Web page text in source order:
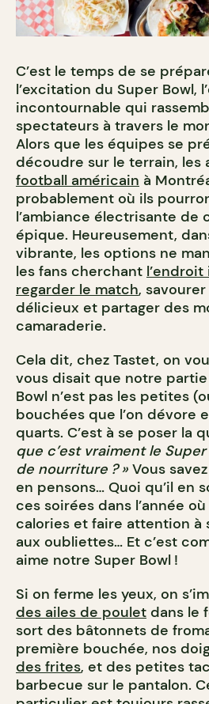
C’est le temps de se
l’excitation du Super Bowl,
incontournable qui
spectateurs à travers le
Alors que les équipes se
découdre sur le terrain, les
football américain à
probablement où ils
l’ambiance électrisante de
épique. Heureusement,
vibrante, les options ne
les fans cherchant
regarder le match,
délicieux et partager des
camaraderie.
Cela dit, chez Tastet, on
vous disait que notre
Bowl n’est pas les petites
bouchées que l’on dévore
quarts. C’est à se poser la
que c’est vraiment le Super
de nourriture ? » Vous
en pensons… Quoi qu’il en
ces soirées dans l’année
calories et faire attention à
aux oubliettes… Et c’est
aime notre Super Bowl !
Si on ferme les yeux, on
des ailes de poulet dans le
sort des bâtonnets de
première bouchée, nos
des frites, et des petites
barbecue sur le pantalon.